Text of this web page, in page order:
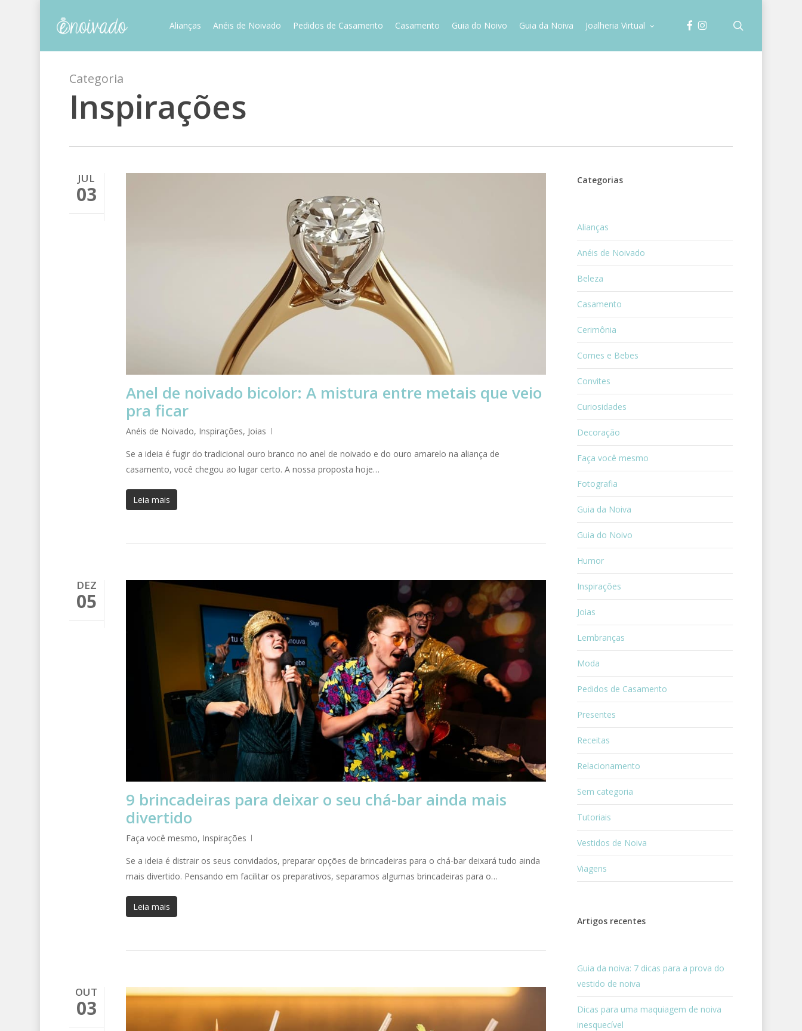
Alianças Anéis de Noivado Pedidos de Casamento Casamento Guia do Noivo Guia da Noiva Joalheria Virtual facebookinstagram
Categoria
Inspirações
JUL
03
Anel de noivado bicolor: A mistura entre metais que veio
pra ficar
Anéis de Noivado, Inspirações, Joias
Se a ideia é fugir do tradicional ouro branco no anel de noivado e do ouro amarelo na aliança de
casamento, você chegou ao lugar certo. A nossa proposta hoje…
Leia mais
DEZ
05
9 brincadeiras para deixar o seu chá-bar ainda mais
divertido
Faça você mesmo, Inspirações
Se a ideia é distrair os seus convidados, preparar opções de brincadeiras para o chá-bar deixará tudo ainda
mais divertido. Pensando em facilitar os preparativos, separamos algumas brincadeiras para o…
Leia mais
OUT
03
Categorias
Alianças
Anéis de Noivado
Beleza
Casamento
Cerimônia
Comes e Bebes
Convites
Curiosidades
Decoração
Faça você mesmo
Fotografia
Guia da Noiva
Guia do Noivo
Humor
Inspirações
Joias
Lembranças
Moda
Pedidos de Casamento
Presentes
Receitas
Relacionamento
Sem categoria
Tutoriais
Vestidos de Noiva
Viagens
Artigos recentes
Guia da noiva: 7 dicas para a prova do
vestido de noiva
Dicas para uma maquiagem de noiva
inesquecível